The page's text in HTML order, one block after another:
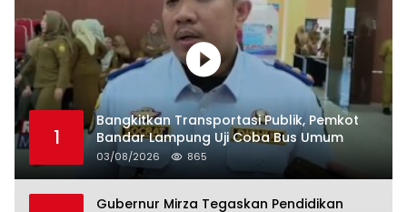
1
Bangkitkan Transportasi Publik, Pemkot
Bandar Lampung Uji Coba Bus Umum
03/08/2026 865
Gubernur Mirza Tegaskan Pendidikan